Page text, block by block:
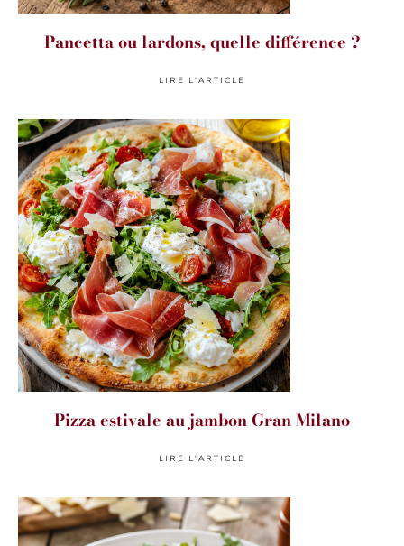
Pancetta ou lardons, quelle différence ?
LIRE L'ARTICLE
Pizza estivale au jambon Gran Milano
LIRE L'ARTICLE